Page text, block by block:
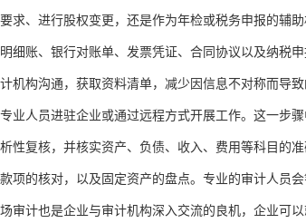
求、进行股权变更，还是作为年检或税务申报的辅助
细账、银行对账单、发票凭证、合同协议以及纳税
构沟通，获取资料清单，减少因信息不对称而导致
业人员进驻企业或通过远程方式开展工作。这一步
性复核，并核实资产、负债、收入、费用等科目的
项的核对，以及固定资产的盘点。专业的审计人员
计也是企业与审计机构深入交流的良机，企业可以